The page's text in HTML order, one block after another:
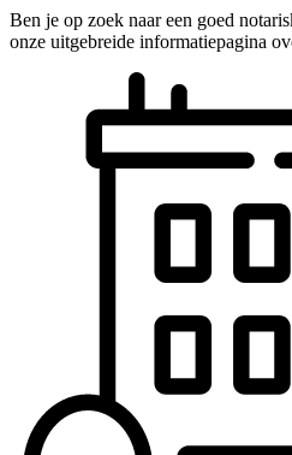
Ben je op zoek naar een goed
onze uitgebreide informatiepagina